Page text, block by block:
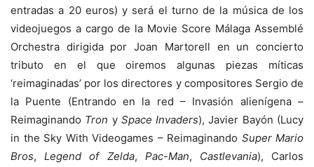
entradas a 20 euros) y será el turno de la música de los
videojuegos a cargo de la Movie Score Málaga Assemblé
Orchestra dirigida por Joan Martorell en un concierto
tributo en el que oiremos algunas piezas míticas
‘reimaginadas’ por los directores y compositores Sergio de
la Puente (Entrando en la red – Invasión alienígena –
Reimaginando Tron y Space Invaders), Javier Bayón (Lucy
in the Sky With Videogames – Reimaginando Super Mario
Bros,Legend of Zelda, Pac-Man, Castlevania), Carlos